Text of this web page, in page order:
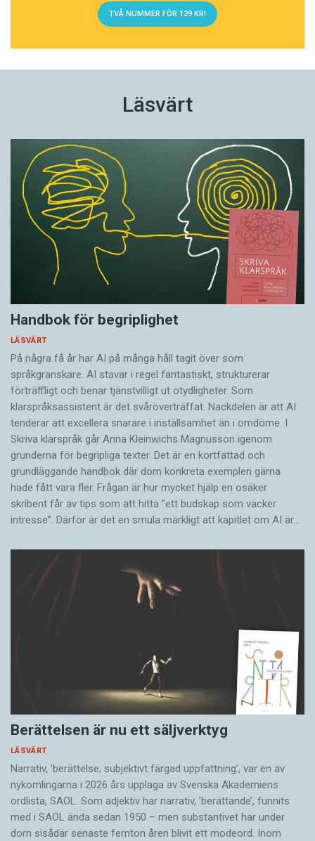
TVÅ NUMMER FÖR 129 KR!
Läsvärt
Handbok för begriplighet
LÄSVÄRT
På några få år har AI på många håll tagit över som
språkgranskare. AI stavar i regel fantastiskt, strukturerar
förträffligt och benar tjänstvilligt ut otydligheter. Som
klarspråksassistent är det svår­överträffat. Nack­delen är att AI
tenderar att excellera snarare i inställsamhet än i omdöme. I
Skriva klarspråk går Anna Kleinwichs Magnusson igenom
grunderna för begripliga texter. Det är en kortfattad och
grundläggande handbok där dom konkreta exemplen gärna
hade fått vara fler. Frågan är hur mycket hjälp en osäker
skribent får av tips som att hitta ”ett budskap som väcker
intresse”. Därför är det en smula märkligt att kapitlet om AI är…
Berättelsen är nu ett säljverktyg
LÄSVÄRT
Narrativ, ’berättelse; subjektivt färgad uppfattning’, var en av
nykomlingarna i 2026 års upplaga av Svenska Akademiens
ordlista, SAOL. Som adjektiv har narrativ, ’berättande’, funnits
med i SAOL ända sedan 1950 – men substantivet har under
dom sisådär senaste femton åren blivit ett modeord. Inom